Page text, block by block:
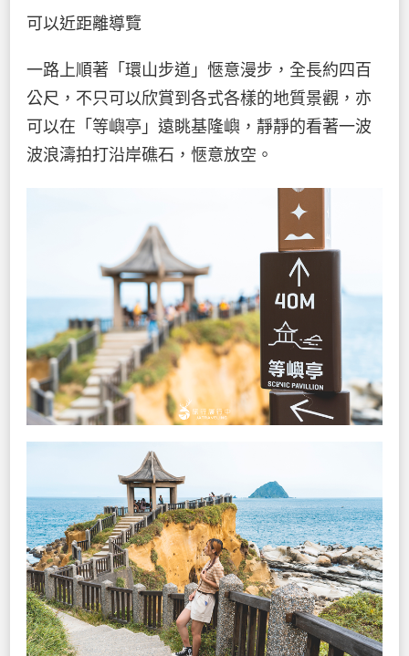
可以近距離導覽
一路上順著「環山步道」愜意漫步，全長約四百
公尺，不只可以欣賞到各式各樣的地質景觀，亦
可以在「等嶼亭」遠眺基隆嶼，靜靜的看著一波
波浪濤拍打沿岸礁石，愜意放空。